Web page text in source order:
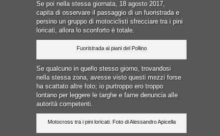
Se poi nella stessa giornata, 18 agosto 2017,
capita di osservare il passaggio di un fuoristrada e
persino un gruppo di motociclisti sfrecciare tra i pini
loricati, allora lo sconforto è totale.
Fuoristrada ai piani del Pollino
Se qualcuno in quello stesso giorno, trovandosi
nella stessa zona, avesse visto questi mezzi forse
ha scattato altre foto; io purtroppo ero troppo
lontano per leggere le targhe e farne denuncia alle
autorità competenti.
Motocross tra i pini loricati. Foto di Alessandro Apicella